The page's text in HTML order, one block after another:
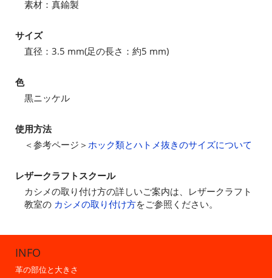
素材：真鍮製
サイズ
直径：3.5 mm(足の長さ：約5 mm)
色
黒ニッケル
使用方法
＜参考ページ＞ ホック類とハトメ抜きのサイズについて
レザークラフトスクール
カシメの取り付け方の詳しいご案内は、レザークラフト
教室の カシメの取り付け方をご参照ください。
INFO
革の部位と大きさ